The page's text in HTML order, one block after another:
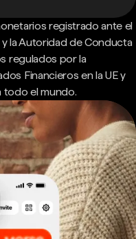
registrado ante el
y la Autoridad de Conducta
regulados por la
Financieros en la UE y
todo el mundo.